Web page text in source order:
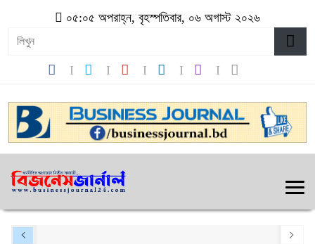
০৫:০৫ অপরাহ্ন, বৃহস্পতিবার, ০৬ অগাস্ট ২০২৬